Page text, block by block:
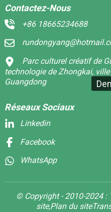
Contactez-Nous
+86 18665234688
Parc culturel créatif de
technologie de Zhongkai,
Guangdong
Réseaux Sociaux
Linkedin
Facebook
WhatsApp
© Copyright - 2010-2024 :
site,Plan du